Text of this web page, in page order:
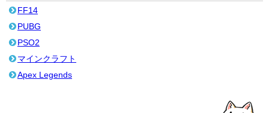
FF14
PUBG
PSO2
マインクラフト
Apex Legends